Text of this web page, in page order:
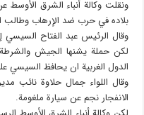
ونقلت وكالة أنباء الشرق
بلاده في حرب ضد الإرهاب وطالب
وقال الرئيس عبد الفتاح السيسي
لكن حملة يشنها الجيش
الدول الغربية ان يحافظ السيسي
وقال اللواء جمال حلاوة نائب مدير
الانفجار نجم عن سيارة ملغومة.